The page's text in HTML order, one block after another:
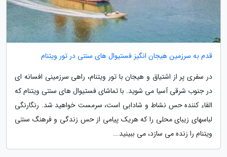
قدم به سرزمین هیجان انگیز فستیوال های سنتی در تور ویتنام
در سفری پر از اشتیاق و هیجان با تور ویتنام، راهی سرزمینی افسانه ای
در جنوب شرقی آسیا می شوید. با تماشای فستیوال های سنتی ویتنام که
القاء کننده حس نشاط و شادابی است، سرمست خواهید شد. رنگارنگی
لباسهای زیبای محلی را که هریک پیامی از حس زندگی و فرهنگ سنتی
ویتنام را زنده می سازد، می ببینید...